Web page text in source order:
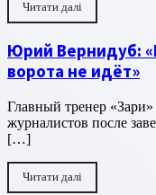
Читати далі
Юрий Вернидуб:
ворота не идёт»
Главный тренер «Зари» Юрий Вернидуб ответил на вопросы
журналистов после
[…]
Читати далі